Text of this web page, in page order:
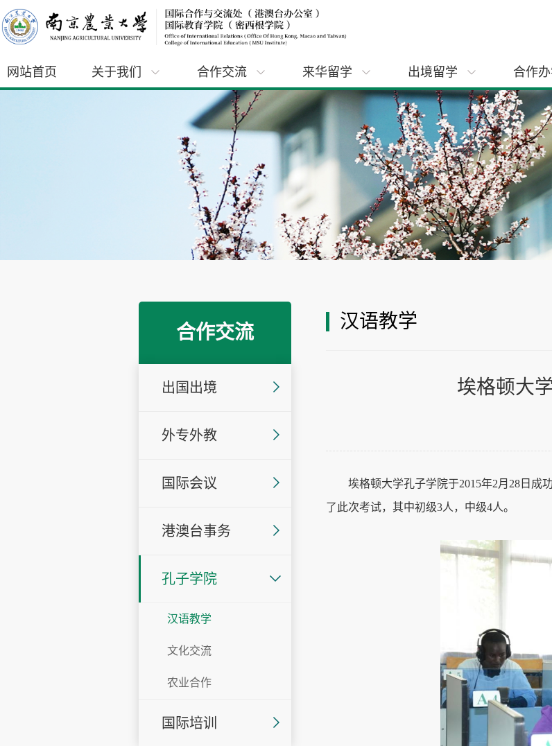
网站首页 关于我们 合作交流 来华留学 出境留学 合作
合作交流
出国出境
外专外教
国际会议
港澳台事务
孔子学院
汉语教学
文化交流
农业合作
国际培训
汉语教学
埃格顿大
埃格顿大学孔子学院于2015年2月28日成
了此次考试，其中初级3人，中级4人。